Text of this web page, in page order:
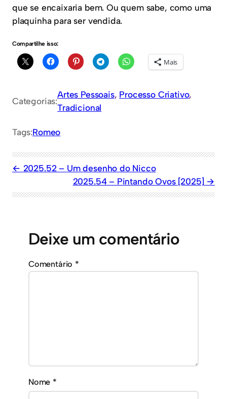
que se encaixaria bem. Ou quem sabe, como uma
plaquinha para ser vendida.
Compartilhe isso:
Mais
Categorias:
Artes Pessoais, Processo Criativo
Tradicional
Tags:Romeo
2025.52 – Um desenho do Nicco
2025.54 – Pintando Ovos [2025]
Deixe um comentário
Comentário *
Nome *